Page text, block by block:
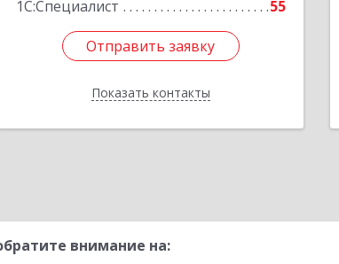
1С:Специалист
55
Отправить заявку
Показать контакты
Отправить заявку
Назад
внимание на: